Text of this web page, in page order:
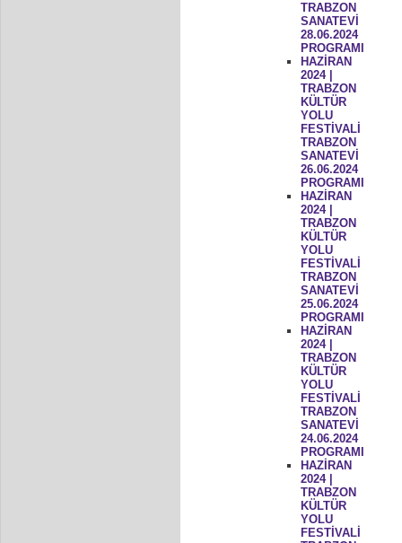
TRABZON
SANATEVİ
28.06.2024
PROGRAMI
HAZİRAN
2024 |
TRABZON
KÜLTÜR
YOLU
FESTİVALİ
TRABZON
SANATEVİ
26.06.2024
PROGRAMI
HAZİRAN
2024 |
TRABZON
KÜLTÜR
YOLU
FESTİVALİ
TRABZON
SANATEVİ
25.06.2024
PROGRAMI
HAZİRAN
2024 |
TRABZON
KÜLTÜR
YOLU
FESTİVALİ
TRABZON
SANATEVİ
24.06.2024
PROGRAMI
HAZİRAN
2024 |
TRABZON
KÜLTÜR
YOLU
FESTİVALİ